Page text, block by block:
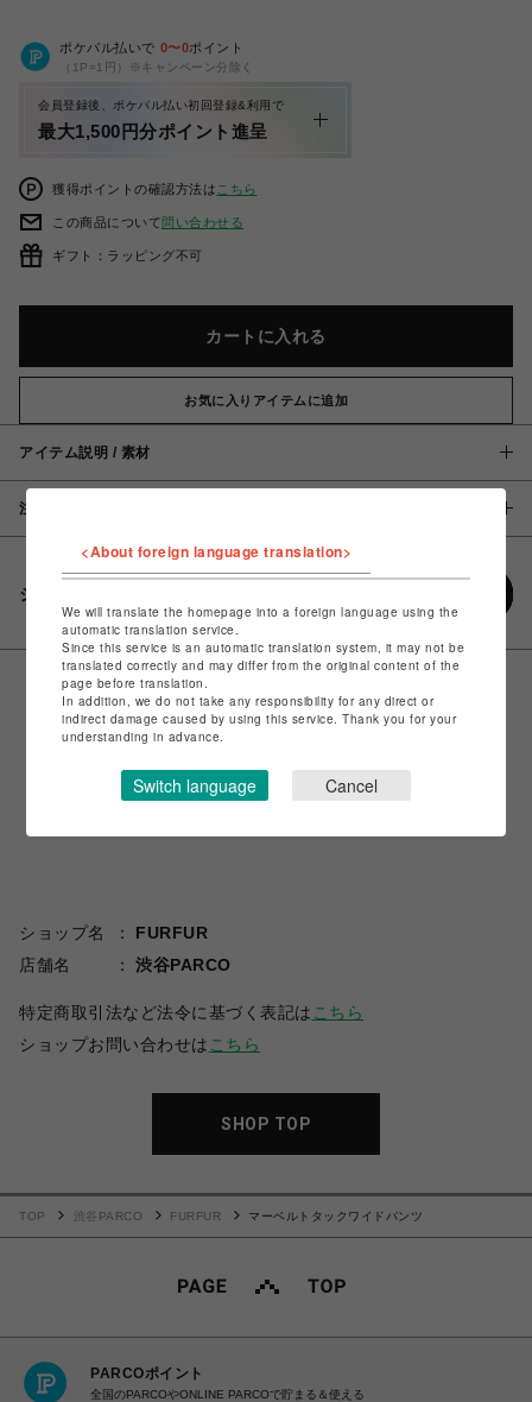
ポケパル払いで 0〜0ポイント
（1P=1円）※キャンペーン分除く
会員登録後、ポケパル払い初回登録&利用で
最大1,500円分ポイント進呈
獲得ポイントの確認方法は こちら
この商品について問い合わせる
ギフト：ラッピング不可
カートに入れる
お気に入りアイテムに追加
アイテム説明 / 素材
注意事項
シェアする
ショップ名
FURFUR
店舗名
渋谷PARCO
特定商取引法など法令に基づく表記は こちら
ショップお問い合わせは こちら
SHOP TOP
TOP 渋谷PARCO FURFUR マーベルトタックワイドパンツ
PARCOポイント
全国のPARCOやONLINE PARCOで貯まる＆使える
<About foreign language translation>
We will translate the homepage into a foreign language using the
automatic translation service.
Since this service is an automatic translation system, it may not be
translated correctly and may differ from the original content of the
page before translation.
In addition, we do not take any responsibility for any direct or
indirect damage caused by using this service. Thank you for your
understanding in advance.
Switch language Cancel